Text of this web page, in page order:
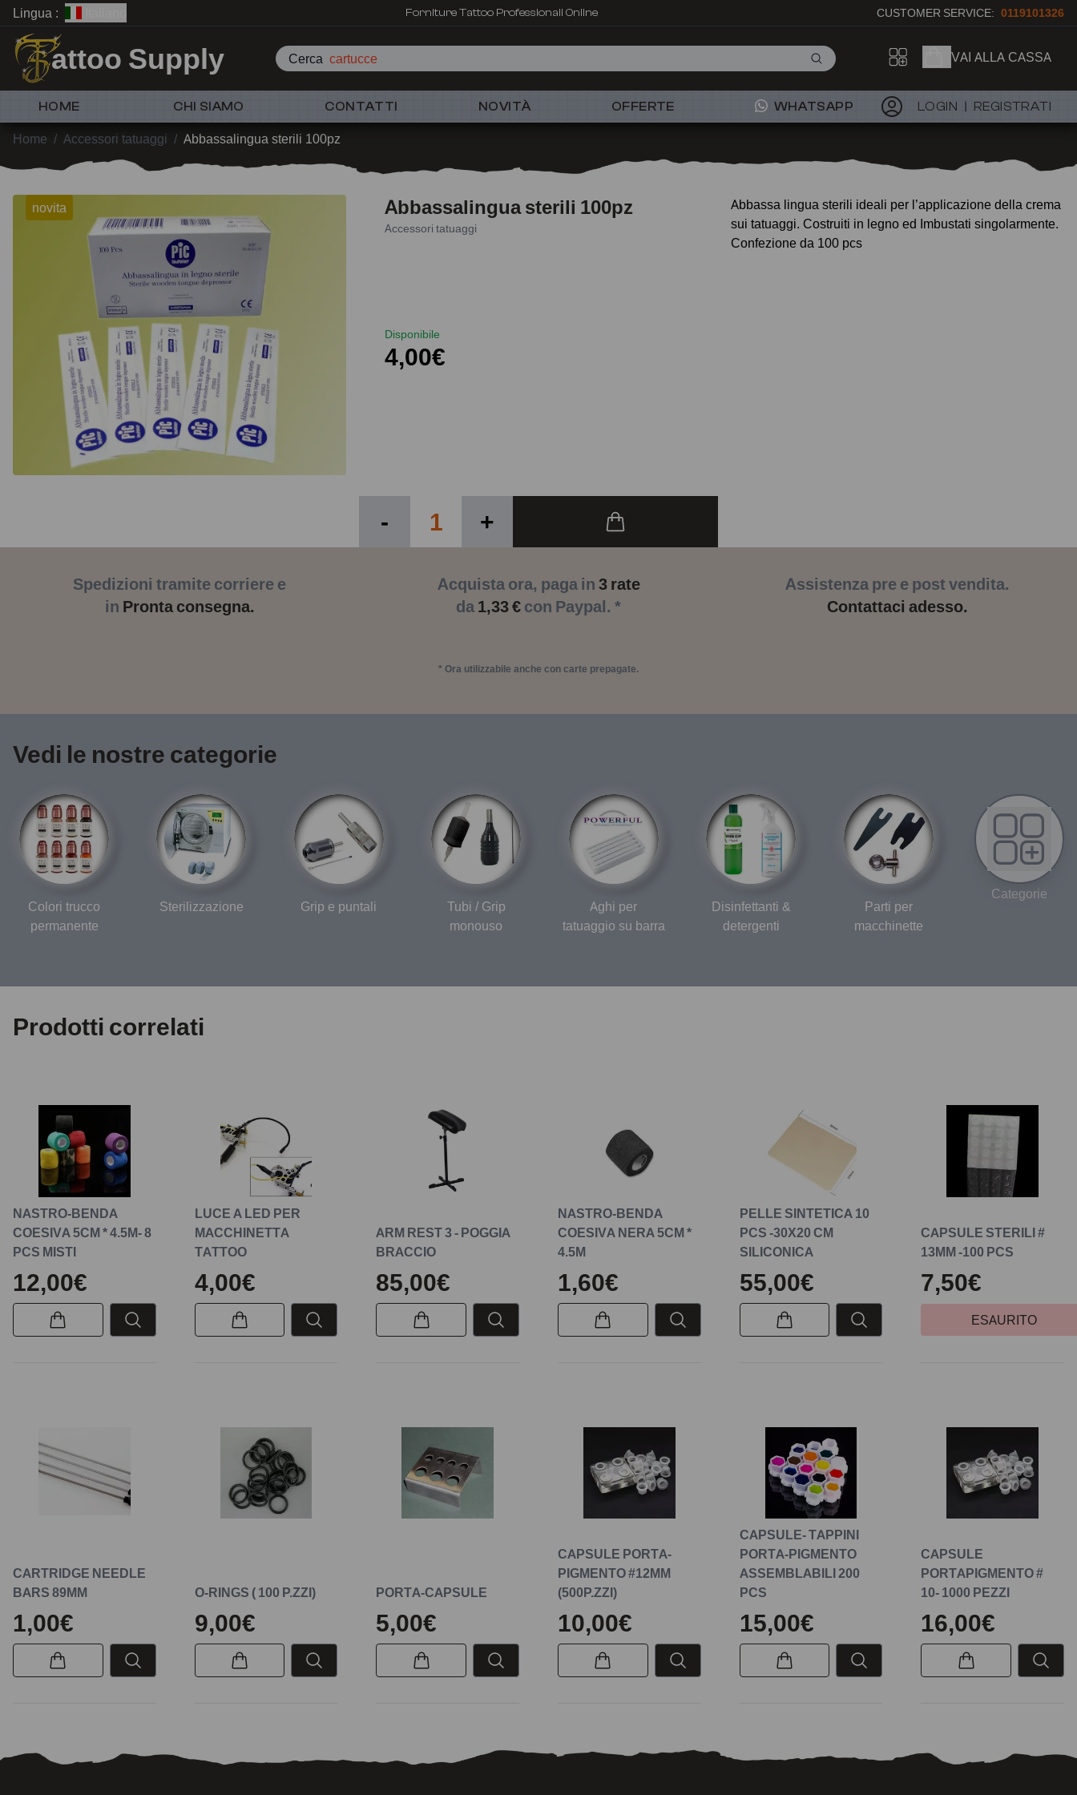
Lingua : Forniture Tattoo Professionali Online CUSTOMER SERVICE: 0119101326
attoo Supply Cerca cartu VAI ALLA CASSA
HOME CHI SIAMO CONTATTI NOVITÀ OFFERTE WHATSAPP LOGIN REGISTRATI
Home / Accessori tatuaggi / Abbassalingua sterili 100pz
novita Abbassalingua sterili 100pz
Accessori tatuaggi
Disponibile
4,00€
- +
Abbassa lingua sterili ideali per l’applicazione della crema
sui tatuaggi. Costruiti in legno ed Imbustati singolarmente.
Confezione da 100 pcs
Spedizioni tramite corriere e
in Pronta consegna.
Acquista ora, paga in 3 rate
da 1,33 € con Paypal. *
* Ora utilizzabile anche con carte prepagate.
Assistenza pre e post vendita.
Contattaci adesso.
Vedi le nostre categorie
Colori trucco
permanente
Sterilizzazione Grip e puntali
Tubi / Grip
monouso
Aghi per
tatuaggio su barra
Disinfettanti &
detergenti
Parti per
macchinette
Categorie
Prodotti correlati
NASTRO-BENDA
COESIVA 5CM * 4.5M- 8
PCS MISTI
12,00€
LUCE A LED PER
MACCHINETTA
TATTOO
4,00€
ARM REST 3 - POGGIA
BRACCIO
85,00€
NASTRO-BENDA
COESIVA NERA 5CM *
4.5M
1,60€
PELLE SINTETICA 10
PCS -30X20 CM
SILICONICA
55,00€
CAPSULE STERILI #
13MM -100 PCS
7,50€
ESAURITO
CARTRIDGE NEEDLE
BARS 89MM
1,00€
O-RINGS ( 100 P.ZZI)
9,00€
PORTA-CAPSULE
5,00€
CAPSULE PORTA-
PIGMENTO #12MM
(500P.ZZI)
10,00€
CAPSULE- TAPPINI
PORTA-PIGMENTO
ASSEMBLABILI 200
PCS
15,00€
CAPSULE
PORTAPIGMENTO #
10- 1000 PEZZI
16,00€